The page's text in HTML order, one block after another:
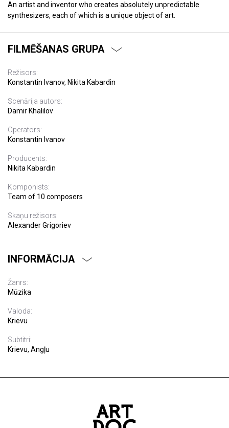
An artist and inventor who creates absolutely unpredictable
synthesizers, each of which is a unique object of art.
FILMĒŠANAS GRUPA
Režisors:
Konstantin Ivanov, Nikita Kabardin
Scenārija autors:
Damir Khalilov
Operators:
Konstantin Ivanov
Producents:
Nikita Kabardin
Komponists:
Team of 10 composers
Skaņu režisors:
Alexander Grigoriev
INFORMĀCIJA
Žanrs:
Mūzika
Valoda:
Krievu
Subtitri:
Krievu, Angļu